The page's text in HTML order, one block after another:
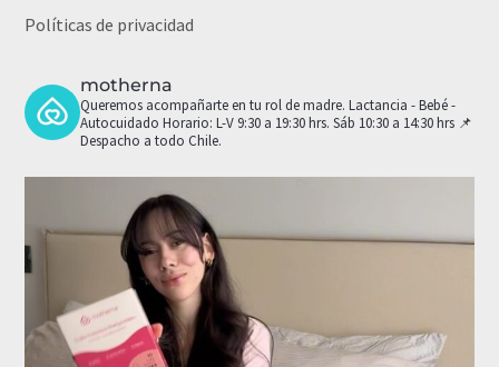
Políticas de privacidad
motherna
Queremos acompañarte en tu rol de madre. Lactancia - Bebé -
Autocuidado Horario: L-V 9:30 a 19:30 hrs. Sáb 10:30 a 14:30 hrs 📌
Despacho a todo Chile.